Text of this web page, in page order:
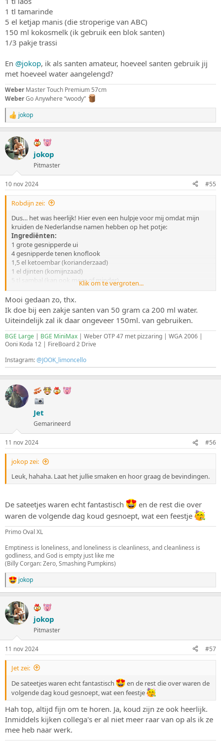
1 tl tamarinde
5 el ketjap manis (die stroperige van ABC)
150 ml kokosmelk (ik gebruik een blok santen)
1/3 pakje trassi
En @jokop, ik als santen amateur, hoeveel santen gebruik jij
met hoeveel water aangelengd?
Weber Master Touch Premium 57cm
WeberGo Anywhere “woody”
W
a
r
d
e
i
n
g
e
jokop
jokop
Pitmaster
10 nov 2024 #55
Robdijn zei:
Dus… het was heerlijk! Hier even een hulpje voor mij omdat mijn
kruiden de Nederlandse namen hebben op het potje:
Ingrediënten:
1 grote gesnipperde ui
4 gesnipperde tenen knoflook
1,5 el ketoembar (korianderzaad)
1 el djinten (komijnzaad)
5 tl sambal (kan ook meer of minder)
3 tl gula djawa (palmsuiker)
1,5 tl koenjit (kurkuma)
1 tl laos
1 tl tamarinde
5 el ketjap manis (die stroperige van ABC)
150 ml kokosmelk (ik gebruik een blok santen)
1/3 pakje trassi
En@jokop, ik als santen amateur, hoeveel santen gebruik jij met
hoeveel water aangelengd?
Klik om te vergroten...
Mooi gedaan zo, thx.
Ik doe bij een zakje santen van 50 gram ca 200 ml water.
Uiteindelijk zal ik daar ongeveer 150ml. van gebruiken.
BGE Large | BGE MiniMax | Weber OTP 47 met pizzaring | WGA 2006 |
Ooni Koda 12 | FireBoard 2 Drive
Instagram:@JOOK_limoncello
Jet
Gemarineerd
11 nov 2024 #56
jokop zei:
Leuk, hahaha. Laat het jullie smaken en hoor graag de bevindingen.
De sateetjes waren echt fantastisch
en de rest die over
waren de volgende dag koud gesnoept, wat een feestje
Primo Oval XL
Emptiness is loneliness, and loneliness is cleanliness, and cleanliness is
godliness, and God is empty just like me
(Billy Corgan: Zero, Smashing Pumpkins)
W
a
r
d
e
i
n
g
e
n
jokop
jokop
Pitmaster
11 nov 2024 #57
Jet zei:
De sateetjes waren echt fantastisch
en de rest die over waren de
volgende dag koud gesnoept, wat een feestje
Hah top, altijd fijn om te horen. Ja, koud zijn ze ook heerlijk.
Inmiddels kijken collega's er al niet meer raar van op als ik ze
mee heb naar werk.